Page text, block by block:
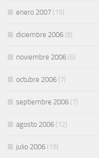
enero 2007 (15)
diciembre 2006 (8)
noviembre 2006 (6)
octubre 2006 (7)
septiembre 2006 (7)
agosto 2006 (12)
julio 2006 (19)